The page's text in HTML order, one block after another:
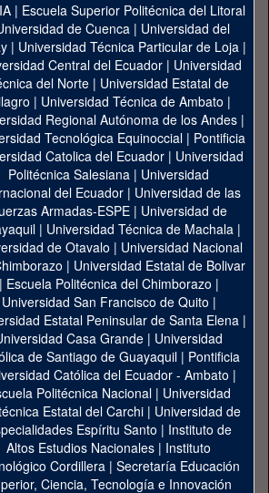
| Escuela Superior Politécnica del Litoral
de Cuenca| Universidad del
| Universidad Técnica Particular de Loja|
Central del Ecuador| Universidad
del Norte | Universidad Estatal de
| Universidad Técnica de Ambato |
Regional Autónoma de los Andes|
Tecnológica Equinoccial| Pontificia
Catolica del Ecuador | Universidad
Politécnica Salesiana | Universidad
del Ecuador | Universidad de las
Armadas-ESPE | Universidad de
| Universidad Técnica de Machala|
de Otavalo | Universidad Nacional
| Universidad Estatal de Bolivar
| Escuela Politécnica del Chimborazo |
Universidad San Francisco de Quito |
Estatal Peninsular de Santa Elena|
Casa Grande | Universidad
de Santiago de Guayaquil| Pontificia
Católica del Ecuador - Ambato |
Politécnica Nacional| Universidad
Estatal del Carchi| Universidad de
Espíritu Santo | Instituto de
Altos Estudios Nacionales | Instituto
Cordillera | Secretaría Educación
Ciencia, Tecnología e Innovación